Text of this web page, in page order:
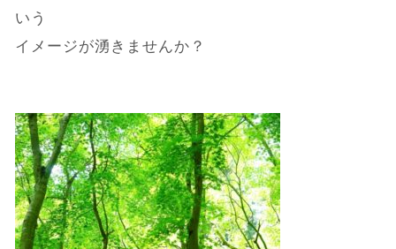
いう
イメージが湧きませんか？